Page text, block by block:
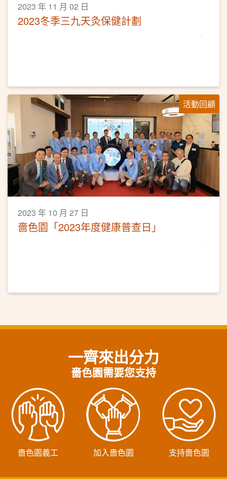
2023 年 11 月 02 日
2023冬季三九天灸保健計劃
活動回顧
2023 年 10 月 27 日
嗇色園「2023年度健康普查日」
一齊來出分力
嗇色園需要您支持
嗇色園義工 加入嗇色園 支持嗇色園